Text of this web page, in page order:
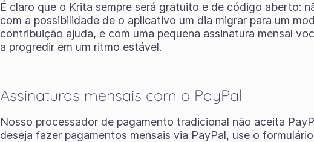
É claro que o Krita sempre será gratuito e de código aberto:
com a possibilidade de o aplicativo um dia migrar para um
contribuição ajuda, e com uma pequena assinatura mensal
a progredir em um ritmo estável.
Assinaturas mensais com o PayPal
Nosso processador de pagamento tradicional não aceita
deseja fazer pagamentos mensais via PayPal, use o